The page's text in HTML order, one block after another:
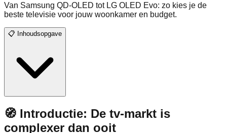
Van Samsung QD-OLED tot LG OLED Evo: zo kies je de
beste televisie voor jouw woonkamer en budget.
📋 Inhoudsopgave
🧭 Introductie: De tv-markt is
complexer dan ooit